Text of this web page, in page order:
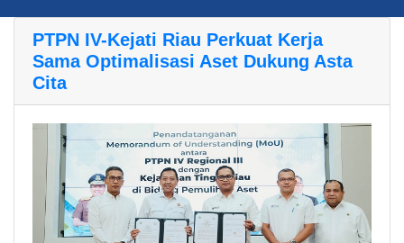
PTPN IV-Kejati Riau Perkuat Kerja
Sama Optimalisasi Aset Dukung Asta
Cita